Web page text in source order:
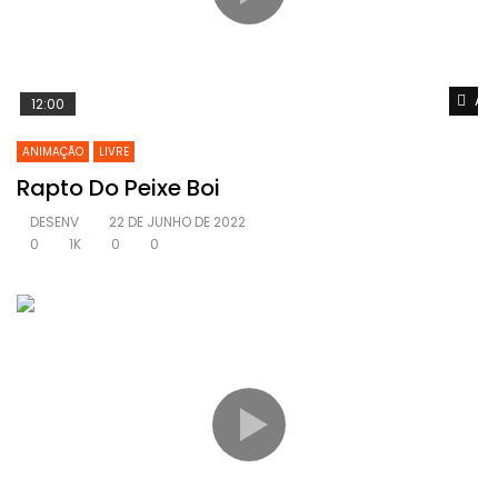
12:00
ANIMAÇÃO LIVRE
Rapto Do Peixe Boi
DESENV
22 DE JUNHO DE 2022
0
1K 0 0